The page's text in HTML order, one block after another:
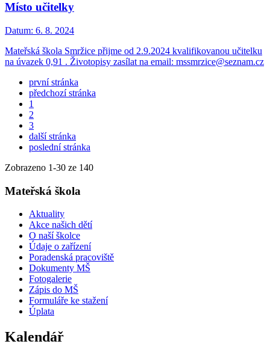
Místo učitelky
Datum: 6. 8. 2024
Mateřská škola Smržice přijme od 2.9.2024 kvalifikovanou učitelku
na úvazek 0,91 . Životopisy zasílat na email: mssmrzice@seznam.cz
první stránka
předchozí stránka
1
2
3
další stránka
poslední stránka
Zobrazeno 1-30 ze 140
Mateřská škola
Aktuality
Akce našich dětí
O naší školce
Údaje o zařízení
Poradenská pracoviště
Dokumenty MŠ
Fotogalerie
Zápis do MŠ
Formuláře ke stažení
Úplata
Kalendář